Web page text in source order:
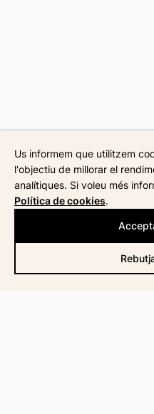
Us informem que utilitzem
l'objectiu de millorar el
analítiques. Si voleu més
Política de cookies.